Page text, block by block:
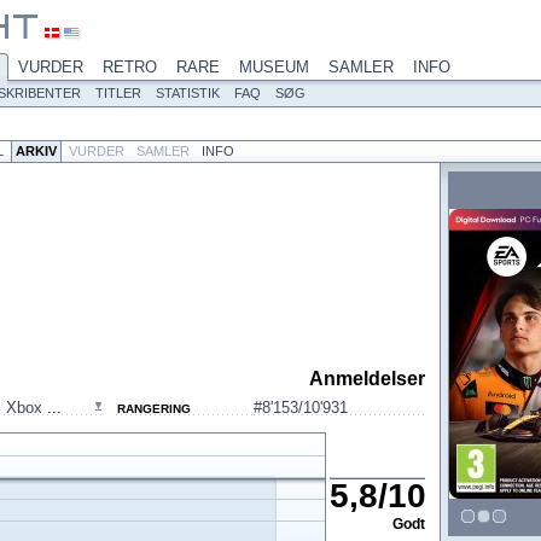
VURDER RETRO RARE MUSEUM SAMLER INFO
TITLER STATISTIK FAQ SØG
ARKIV VURDER SAMLER INFO
Anmeldelser
Xbox ... RANGERING #8'153/10'931
5,8/10
Godt